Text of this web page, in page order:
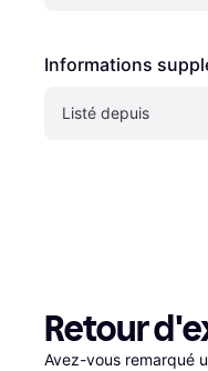
Informations
Listé depuis
Retour
Avez-vous remarqué